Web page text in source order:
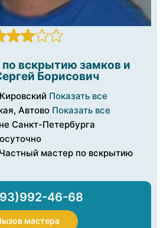
вскрытию замков и
Борисович
Показать все
Автово Показать все
Санкт-Петербурга
Частный мастер по вскрытию
46-68
мастера